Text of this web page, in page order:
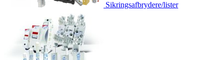
Sikringsafbrydere/lister